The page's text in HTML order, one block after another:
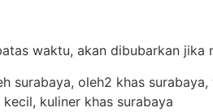
waktu, akan dibubarkan